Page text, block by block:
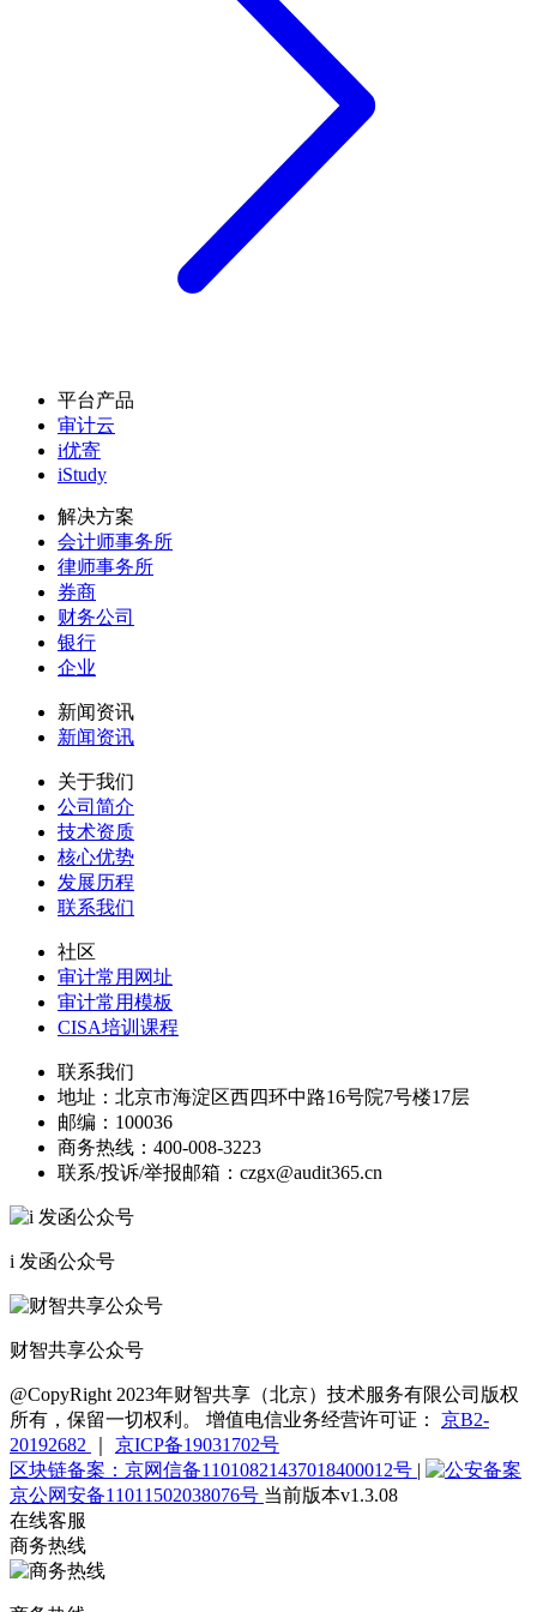
平台产品
审计云
i优寄
iStudy
解决方案
会计师事务所
律师事务所
券商
财务公司
银行
企业
新闻资讯
新闻资讯
关于我们
公司简介
技术资质
核心优势
发展历程
联系我们
社区
审计常用网址
审计常用模板
CISA培训课程
联系我们
地址： 北京市海淀区西四环中路16号院7号楼17层
邮编： 100036
商务热线： 400-008-3223
联系/投诉/举报邮箱： czgx@audit365.cn
i 发函公众号
财智共享公众号
@CopyRight 2023年财智共享（北京）技术服务有限公司版权
所有，保留一切权利。 增值电信业务经营许可证： 京B2-
20192682
京ICP备19031702号
区块链备案：京网信备11010821437018400012号 |
京公网安备11011502038076号 当前版本v1.3.08
在线客服
商务热线